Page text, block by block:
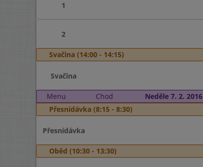
1
2
Svačina (14:00 - 14:15)
Svačina
Menu Chod
Neděle 7. 2. 2016
Přesnídávka (8:15 - 8:30)
Přesnídávka
Oběd (10:30 - 13:30)